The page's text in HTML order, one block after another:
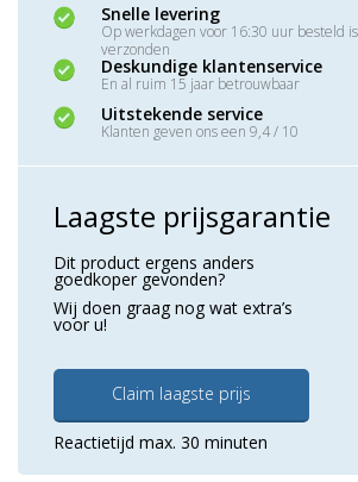
Snelle levering
Op werkdagen voor 16:30 uur besteld
verzonden
Deskundige klantenservice
En al ruim 15 jaar betrouwbaar
Uitstekende service
Klanten geven ons een 9,4 / 10
Laagste prijsgarantie
Dit product ergens anders
goedkoper gevonden?
Wij doen graag nog wat extra’s
voor u!
Claim laagste prijs
Reactietijd max. 30 minuten